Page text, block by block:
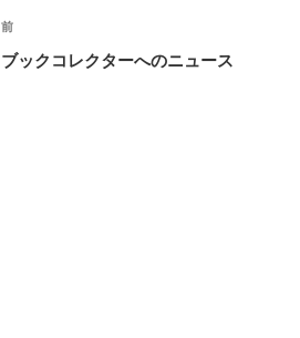
投
稿
前
の
前
ブックコレクターへのニュース